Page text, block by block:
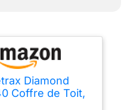
Diamond
Coffre de Toit,